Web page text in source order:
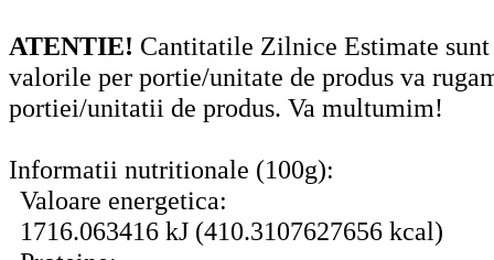
ATENTIE! Cantitatile Zilnice Estimate
valorile per portie/unitate de produs va
portiei/unitatii de produs. Va multumim!
Informatii nutritionale (100g):
Valoare energetica:
1716.063416 kJ (410.3107627656 kcal)